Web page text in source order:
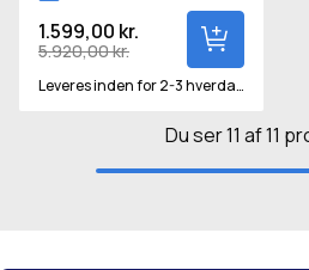
håndbøger
1.599,00 kr.
5.920,00 kr.
Leveres inden for 2-3 hverdage
Du ser 11 af 11